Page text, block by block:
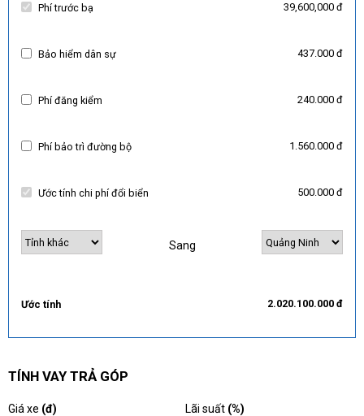
Phí trước bạ 39,600,000 đ
Bảo hiểm dân sự 437.000 đ
Phí đăng kiểm 240.000 đ
Phí bảo trì đường bộ 1.560.000 đ
Ước tính chi phí đổi biển 500.000 đ
Sang
Ước tính 2.020.100.000 đ
TÍNH VAY TRẢ GÓP
Giá xe (đ) Lãi suất (%)